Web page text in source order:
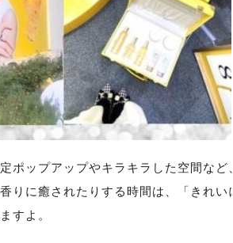
ポップアップやキラキラした空間など
りに癒されたりする時間は、「きれい
すよ。